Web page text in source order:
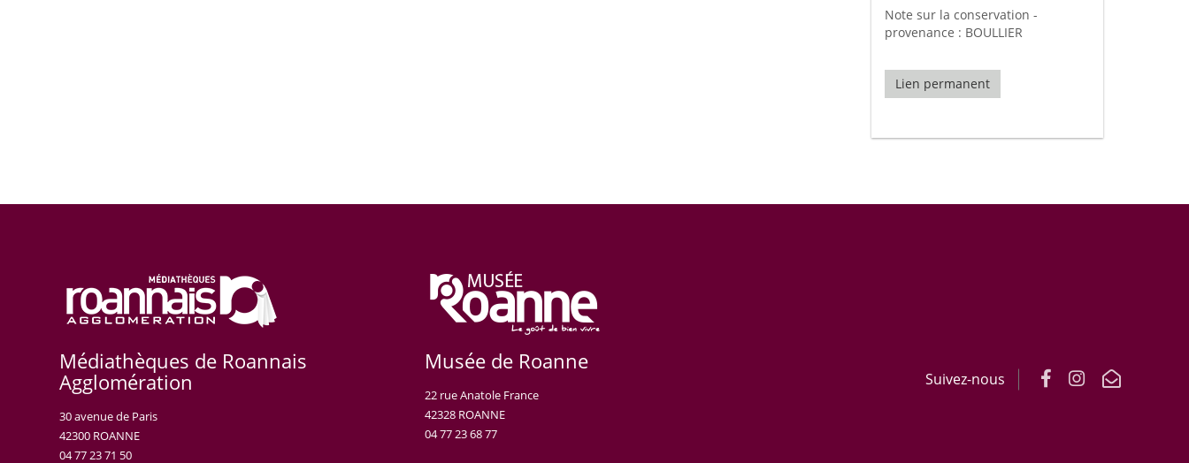
Note sur la conservation -
provenance : BOULLIER
Lien permanent
Médiathèques de Roannais
Agglomération
30 avenue de Paris
42300 ROANNE
04 77 23 71 50
Musée de Roanne
22 rue Anatole France
42328 ROANNE
04 77 23 68 77
Suivez-nous